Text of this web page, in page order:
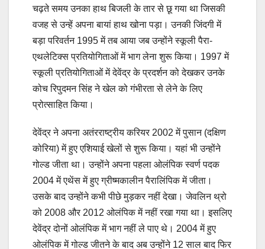
चढ़ते समय उनका हाथ बिजली के तार से छू गया था जिसकी
वजह से उन्हें अपना बायां हाथ खोना पड़ा। उनकी जिंदगी में
बड़ा परिवर्तन 1995 में तब आया जब उन्होंने स्कूली पैरा-
एथलेटिक्स प्रतियोगिताओं में भाग लेना शुरू किया। 1997 में
स्कूली प्रतियोगिताओं में देवेंद्र के प्रदर्शन को देखकर उनके
कोच रिपुदमन सिंह ने खेल को गंभीरता से लेने के लिए
प्रोत्साहित किया।
देवेंद्र ने अपना अतंरराष्ट्रीय करियर 2002 में पुसान (दक्षिण
कोरिया) में हुए एशियाई खेलों से शुरू किया। यहां भी उन्होंने
गोल्ड जीता था। उन्होंने अपना पहला ओलंपिक स्वर्ण पदक
2004 में एथेंस में हुए ग्रीष्मकालीन पैरालिंपिक में जीता।
उसके बाद उन्होंने कभी पीछे मुड़कर नहीं देखा। जेवलिन थ्रो
को 2008 और 2012 ओलंपिक में नहीं रखा गया था। इसलिए
देवेंद्र दोनों ओलंपिक में भाग नहीं ले पाए थे। 2004 में हुए
ओलंपिक में गोल्ड जीतने के बाद अब उन्होंने 12 साल बाद फिर